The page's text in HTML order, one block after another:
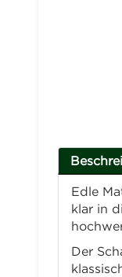
Edle
klar in
Der